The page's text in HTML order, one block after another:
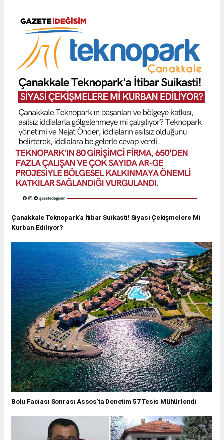
Çanakkale Teknopark'a İtibar Suikasti! Siyasi Çekişmelere Mi
Kurban Ediliyor?
Bolu Faciası Sonrası Assos'ta Denetim 57 Tesis Mühürlendi